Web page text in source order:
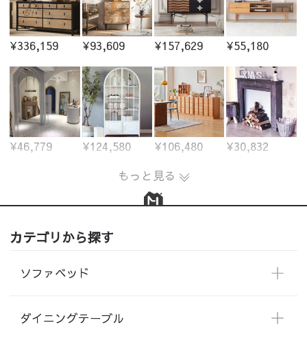
¥336,159 ¥93,609 ¥157,629 ¥55,180
¥46,779 ¥124,580 ¥106,480
¥30,832
もっと見る
カテゴリから探す
ソファベッド
ダイニングテーブル